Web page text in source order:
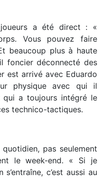
joueurs a été direct : «
Vous pouvez faire
beaucoup plus à haute
foncier déconnecté des
est arrivé avec Eduardo
physique avec qui il
a toujours intégré le
technico-tactiques.
pas seulement
le week-end. « Si je
c’est aussi au